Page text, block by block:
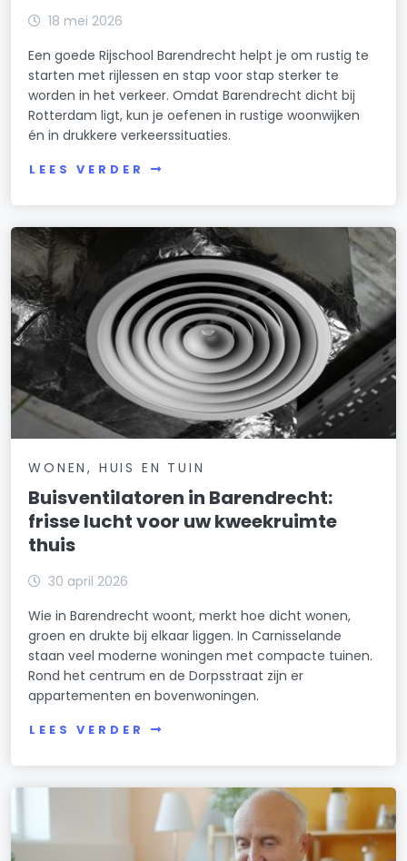
18 mei 2026
Een goede Rijschool Barendrecht helpt je om rustig te
starten met rijlessen en stap voor stap sterker te
worden in het verkeer. Omdat Barendrecht dicht bij
Rotterdam ligt, kun je oefenen in rustige woonwijken
én in drukkere verkeerssituaties.
LEES VERDER
WONEN, HUIS EN TUIN
Buisventilatoren in Barendrecht:
frisse lucht voor uw kweekruimte
thuis
30 april 2026
Wie in Barendrecht woont, merkt hoe dicht wonen,
groen en drukte bij elkaar liggen. In Carnisselande
staan veel moderne woningen met compacte tuinen.
Rond het centrum en de Dorpsstraat zijn er
appartementen en bovenwoningen.
LEES VERDER